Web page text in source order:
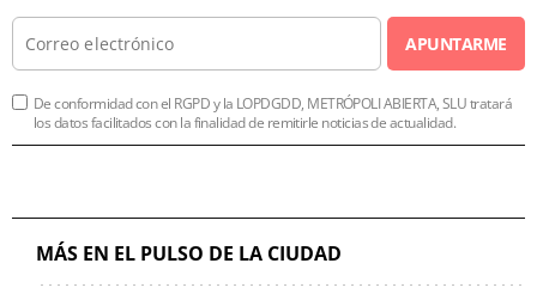
APUNTARME
De conformidad con el RGPD y la LOPDGDD, METRÓPOLI ABIERTA, SLU tratará
los datos facilitados con la finalidad de remitirle noticias de actualidad.
MÁS EN EL PULSO DE LA CIUDAD